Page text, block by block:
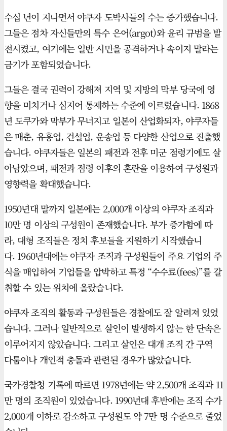
수십 년이 지나면서 야쿠자 도박사들의 수는 증가했습니다.
그들은 점차 자신들만의 특수 은어(argot)와 윤리 규범을 발
전시켰고, 여기에는 일반 시민을 공격하거나 속이지 말라는
금기가 포함되었습니다.
그들은 결국 권력이 강해져 지역 및 지방의 막부 당국에 영
향을 미치거나 심지어 통제하는 수준에 이르렀습니다. 1868
년 도쿠가와 막부가 무너지고 일본이 산업화되자, 야쿠자들
은 매춘, 유흥업, 건설업, 운송업 등 다양한 산업으로 진출했
습니다. 야쿠자들은 일본의 패전과 전후 미군 점령기에도 살
아남았으며, 패전과 점령 이후의 혼란을 이용하여 구성원과
영향력을 확대했습니다.
1950년대 말까지 일본에는 2,000개 이상의 야쿠자 조직과
10만 명 이상의 구성원이 존재했습니다. 부가 증가함에 따
라, 대형 조직들은 정치 후보들을 지원하기 시작했습니
다. 1960년대에는 야쿠자 조직과 구성원들이 주요 기업의 주
식을 매입하여 기업들을 압박하고 특정 “수수료(fees)”를 갈
취할 수 있는 위치에 올랐습니다.
야쿠자 조직의 활동과 구성원들은 경찰에도 잘 알려져 있었
습니다. 그러나 일반적으로 살인이 발생하지 않는 한 단속은
이루어지지 않았습니다. 그리고 살인은 대개 조직 간 구역
다툼이나 개인적 충돌과 관련된 경우가 많았습니다.
국가경찰청 기록에 따르면 1978년에는 약 2,500개 조직과 11
만 명의 조직원이 있었습니다. 1990년대 후반에는 조직 수가
2,000개 이하로 감소하고 구성원도 약 7만 명 수준으로 줄었